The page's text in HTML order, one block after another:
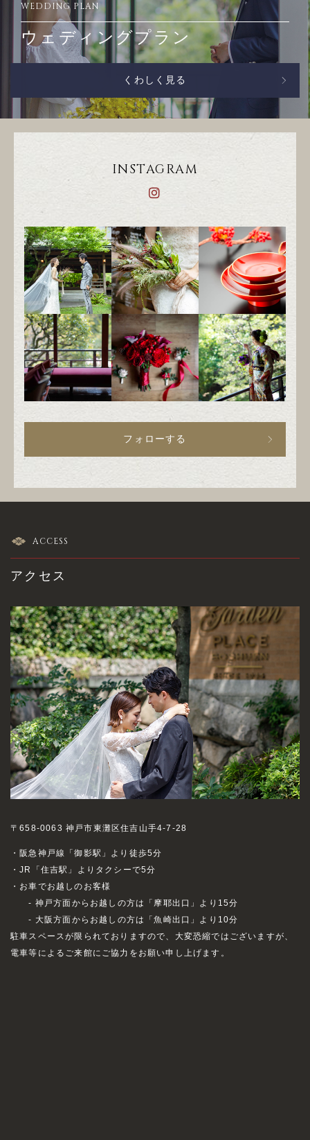
WEDDING PLAN
ウェディングプラン
くわしく見る
INSTAGRAM
フォローする
ACCESS
アクセス
〒658-0063 神戸市東灘区住吉山手4-7-28
・阪急神戸線「御影駅」より徒歩5分
・JR「住吉駅」よりタクシーで5分
・お車でお越しのお客様
- 神戸方面からお越しの方は「摩耶出口」より15分
- 大阪方面からお越しの方は「魚崎出口」より10分
駐車スペースが限られておりますので、大変恐縮ではございますが、
電車等によるご来館にご協力をお願い申し上げます。